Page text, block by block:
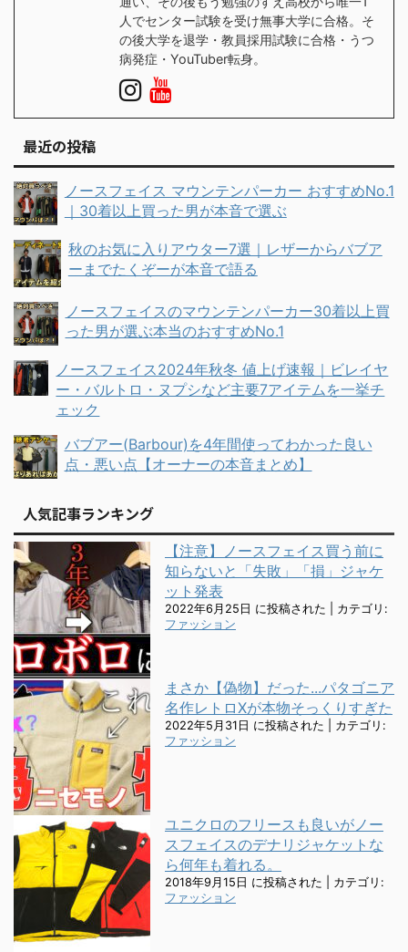
人でセンター試験を受け無事大学に合格。そ
の後大学を退学・教員採用試験に合格・うつ
病発症・YouTuber転身。
最近の投稿
ノースフェイス マウンテンパーカー おすすめNo.1
｜30着以上買った男が本音で選ぶ
秋のお気に入りアウター7選｜レザーからバブア
ーまでたくぞーが本音で語る
ノースフェイスのマウンテンパーカー30着以上買
った男が選ぶ本当のおすすめNo.1
ノースフェイス2024年秋冬 値上げ速報｜ビレイヤ
ー・バルトロ・ヌプシなど主要7アイテムを一挙チ
ェック
バブアー(Barbour)を4年間使ってわかった良い
点・悪い点【オーナーの本音まとめ】
人気記事ランキング
【注意】ノースフェイス買う前に
知らないと「失敗」「損」ジャケ
ット発表
2022年6月25日 に投稿された
カテゴリ:
ファッション
まさか【偽物】だった...パタゴニア
名作レトロXが本物そっくりすぎた
2022年5月31日 に投稿された
カテゴリ:
ファッション
ユニクロのフリースも良いがノー
スフェイスのデナリジャケットな
ら何年も着れる。
2018年9月15日 に投稿された
カテゴリ:
ファッション